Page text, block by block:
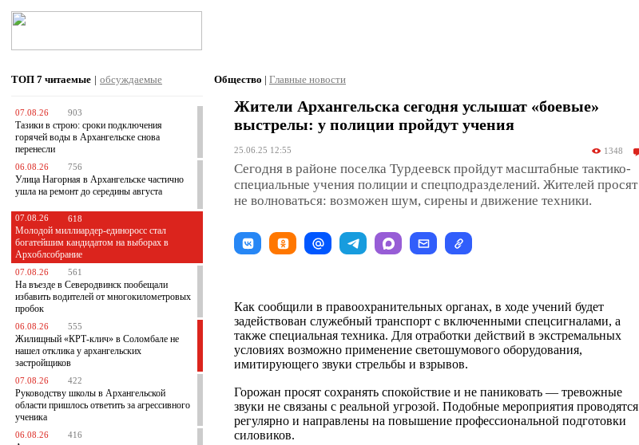
ТОП 7 читаемые | обсуждаемые
07.08.26 903
Тазики в строю: сроки подключения
горячей воды в Архангельске снова
перенесли
06.08.26 756
Улица Нагорная в Архангельске частично
ушла на ремонт до середины августа
07.08.26 618
Молодой миллиардер-единоросс стал
богатейшим кандидатом на выборах в
Архоблсобрание
07.08.26 561
На въезде в Северодвинск пообещали
избавить водителей от многокилометровых
пробок
06.08.26 555
Жилищный «КРТ-клич» в Соломбале не
нашел отклика у архангельских
застройщиков
07.08.26 422
Руководству школы в Архангельской
области пришлось ответить за агрессивного
ученика
06.08.26 416
Общество | Главные новости
Жители Архангельска сегодня услышат «боевые»
выстрелы: у полиции пройдут учения
25.06.25 12:55 1348
Сегодня в районе поселка Турдеевск пройдут масштабные тактико-
специальные учения полиции и спецподразделений. Жителей просят
не волноваться: возможен шум, сирены и движение техники.
Как сообщили в правоохранительных органах, в ходе учений будет
задействован служебный транспорт с включенными спецсигналами, а
также специальная техника. Для отработки действий в экстремальных
условиях возможно применение светошумового оборудования,
имитирующего звуки стрельбы и взрывов.
Горожан просят сохранять спокойствие и не паниковать — тревожные
звуки не связаны с реальной угрозой. Подобные мероприятия проводятся
регулярно и направлены на повышение профессиональной подготовки
силовиков.